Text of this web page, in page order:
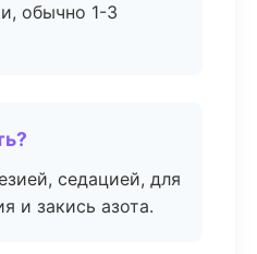
обычно 1-3
седацией, для
и закись азота.